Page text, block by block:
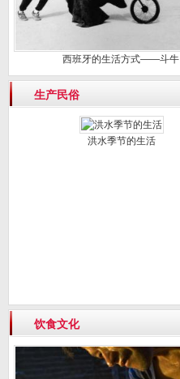
西班牙的生活方式——斗牛
生产民俗
洪水季节的生活
饮食文化